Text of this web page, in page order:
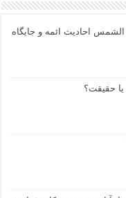
احادیث ائمه و جایگاه
حقیقت؟